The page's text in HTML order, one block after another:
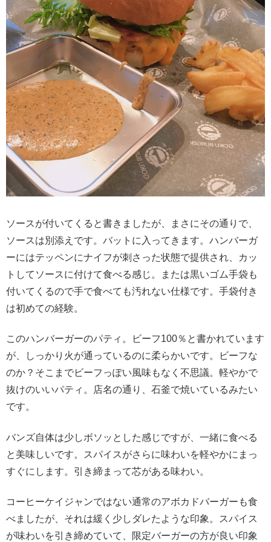
ソースが付いてくると書きましたが、まさにその通りで、
ソースは別添えです。バットに入ってきます。ハンバーガ
ーにはテッペンにナイフが刺さった状態で提供され、カッ
トしてソースに付けて食べる感じ。または黒いゴム手袋も
付いてくるので手で食べても汚れない仕様です。手袋付き
は初めての経験。
このハンバーガーのパティ。ビーフ100％と書かれています
が、しっかり火が通っているのに柔らかいです。ビーフな
のか？そこまでビーフっぽい風味もなく不思議。軽やかで
抜けのいいパティ。店名の通り、石釜で焼いているみたい
です。
バンズ自体は少しボソッとした感じですが、一緒に食べる
と美味しいです。スパイスがさらに味わいを軽やかにまっ
すぐにします。引き締まって芯がある味わい。
コーヒーケイジャンではない通常のアボカドバーガーも食
べましたが、それは緩く少しダレたような印象。スパイス
が味わいを引き締めていて、限定バーガーの方が良い印象